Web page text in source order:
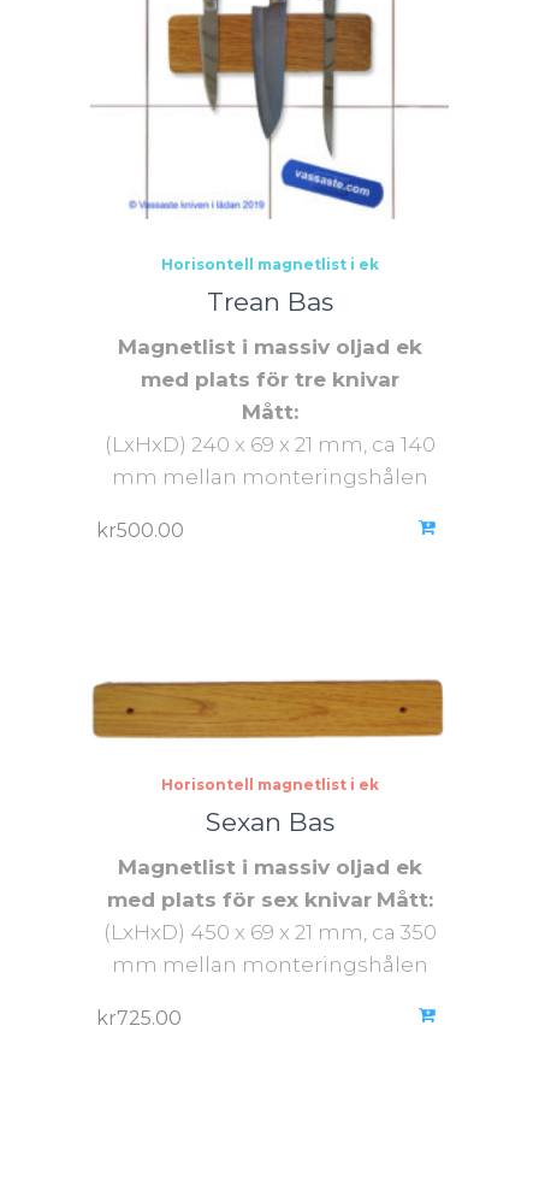
Horisontell magnetlist i ek
Trean Bas
Magnetlist i massiv oljad ek
med plats för tre knivar
Mått:
(LxHxD) 240 x 69 x 21 mm, ca 140
mm mellan monteringshålen
kr500.00
Horisontell magnetlist i ek
Sexan Bas
Magnetlist i massiv oljad ek
med plats för sex knivar Mått:
(LxHxD) 450 x 69 x 21 mm, ca 350
mm mellan monteringshålen
kr725.00